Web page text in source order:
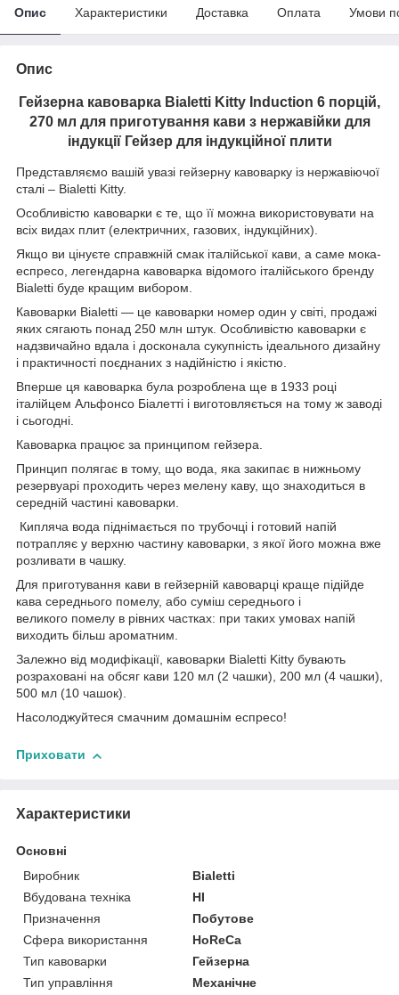
Опис Характеристики Доставка Оплата Умови
Опис
Гейзерна кавоварка Bialetti Kitty Induction 6 порцій,
270 мл для приготування кави з нержавійки для
індукції Гейзер для індукційної плити
Представляємо вашій увазі гейзерну кавоварку із нержавіючої
сталі – Bialetti Kitty.
Особливістю кавоварки є те, що її можна використовувати на
всіх видах плит (електричних, газових, індукційних).
Якщо ви цінуєте справжній смак італійської кави, а саме мока-
еспресо, легендарна кавоварка відомого італійського бренду
Bialetti буде кращим вибором.
Кавоварки Bialetti ― це кавоварки номер один у світі, продажі
яких сягають понад 250 млн штук. Особливістю кавоварки є
надзвичайно вдала і досконала сукупність ідеального дизайну
і практичності поєднаних з надійністю і якістю.
Вперше ця кавоварка була розроблена ще в 1933 році
італійцем Альфонсо Біалетті і виготовляється на тому ж заводі
і сьогодні.
Кавоварка працює за принципом гейзера.
Принцип полягає в тому, що вода, яка закипає в нижньому
резервуарі проходить через мелену каву, що знаходиться в
середній частині кавоварки.
Кипляча вода піднімається по трубочці і готовий напій
потрапляє у верхню частину кавоварки, з якої його можна вже
розливати в чашку.
Для приготування кави в гейзерній кавоварці краще підійде
кава середнього помелу, або суміш середнього і
великого помелу в рівних частках: при таких умовах напій
виходить більш ароматним.
Залежно від модифікації, кавоварки Bialetti Kitty бувають
розраховані на обсяг кави 120 мл (2 чашки), 200 мл (4 чашки),
500 мл (10 чашок).
Насолоджуйтеся смачним домашнім еспресо!
Приховати
Характеристики
Основні
Виробник
Bialetti
Вбудована техніка
НІ
Призначення
Побутове
Сфера використання
HoReCa
Тип кавоварки
Гейзерна
Тип управління
Механічне